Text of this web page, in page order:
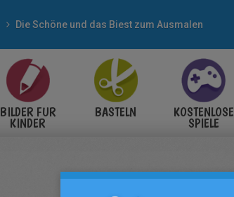
Die Schöne und das Biest zum Ausmalen
BILDER FÜR
KINDER
BASTELN KOSTENLOSE
SPIELE